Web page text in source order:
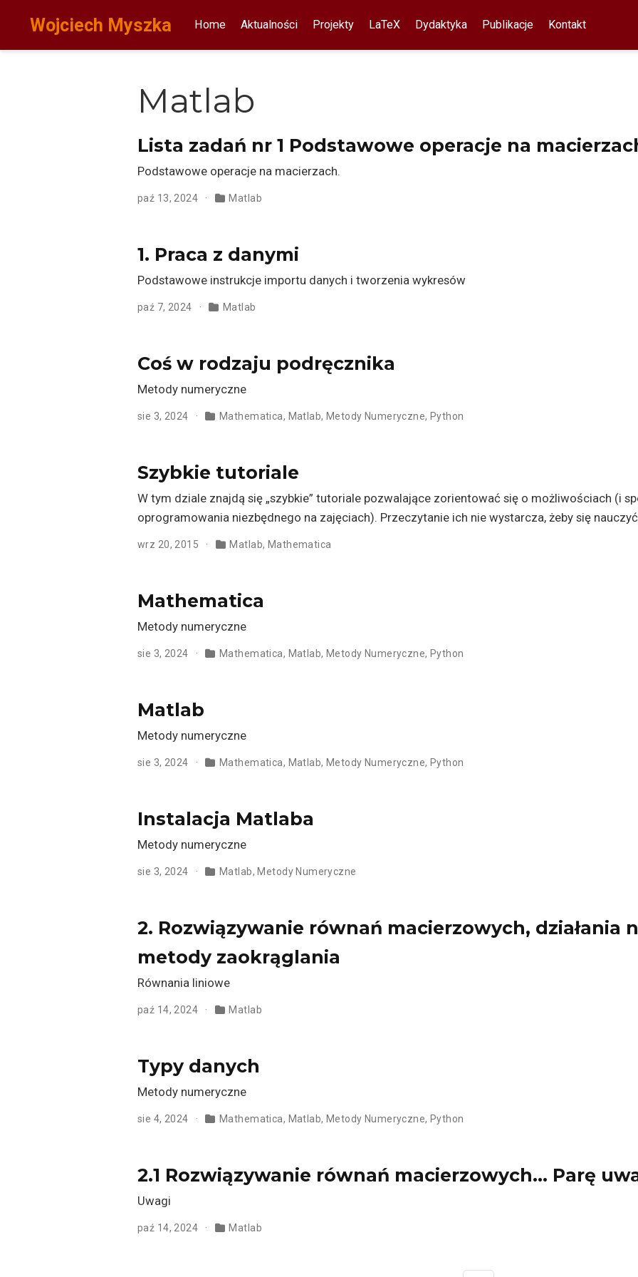
Wojciech Myszka Home Aktualności Projekty LaTeX Dydaktyka Publikacje Kontakt
Matlab
Lista zadań nr 1 Podstawowe operacje na
Podstawowe operacje na macierzach.
paź 13, 2024 Matlab
1. Praca z danymi
Podstawowe instrukcje importu danych i tworzenia wykresów
paź 7, 2024 Matlab
Coś w rodzaju podręcznika
Metody numeryczne
sie 3, 2024 Mathematica, Matlab, Metody Numeryczne, Python
Szybkie tutoriale
W tym dziale znajdą się „szybkie” tutoriale pozwalające zorientować się o możliwościach (i
oprogramowania niezbędnego na zajęciach). Przeczytanie ich nie wystarcza, żeby się
wrz 20, 2015 Matlab, Mathematica
Mathematica
Metody numeryczne
sie 3, 2024 Mathematica, Matlab, Metody Numeryczne, Python
Matlab
Metody numeryczne
sie 3, 2024 Mathematica, Matlab, Metody Numeryczne, Python
Instalacja Matlaba
Metody numeryczne
sie 3, 2024 Matlab,Metody Numeryczne
2. Rozwiązywanie równań macierzowych, działania
metody zaokrąglania
Równania liniowe
paź 14, 2024 Matlab
Typy danych
Metody numeryczne
sie 4, 2024 Mathematica, Matlab, Metody Numeryczne, Python
2.1 Rozwiązywanie równań macierzowych… Parę
Uwagi
paź 14, 2024 Matlab